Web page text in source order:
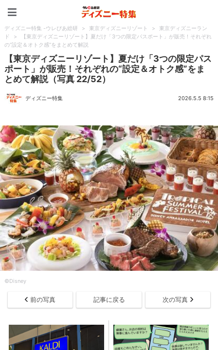
ディズニー特集 -ウレぴあ総研 > 東京ディズニーリゾート >
東京ディズニーラン
ド
>
【東京ディズニーリゾート】夏だけ「3つの限定パスポート」が販売！それぞれ
の“設定＆オトク感”をまとめて解説
【東京ディズニーリゾート】夏だけ「3つの限定パス
ポート」が販売！それぞれの“設定＆オトク感”をま
とめて解説（写真 22/52）
ディズニー特集 2026.5.5 8:15
©Disney
前の写真 記事に戻る 次の写真